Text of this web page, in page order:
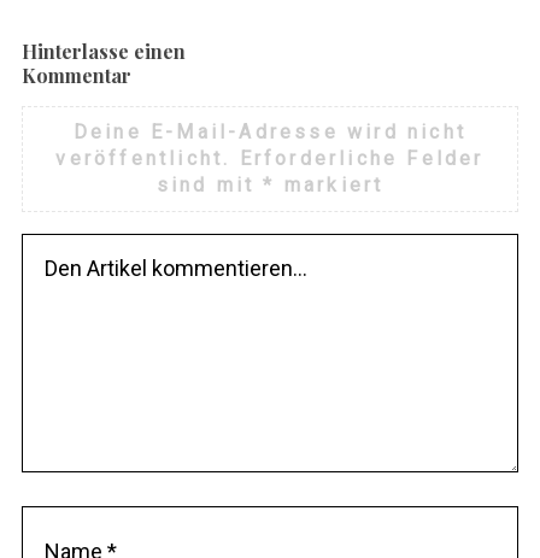
Hinterlasse einen
Kommentar
Deine E-Mail-Adresse wird nicht
veröffentlicht.
Erforderliche Felder
sind mit* markiert